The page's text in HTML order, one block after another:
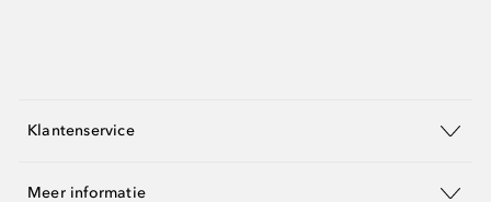
Klantenservice
Meer informatie